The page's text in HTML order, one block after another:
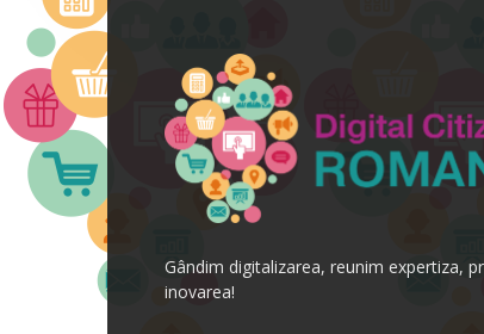
Gândim digitalizarea, reunim expertiza,
inovarea!